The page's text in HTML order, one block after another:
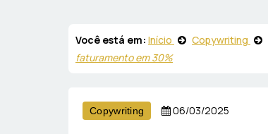
Você está em: Início Copywriting
faturamento em 30%
Copywriting 06/03/2025